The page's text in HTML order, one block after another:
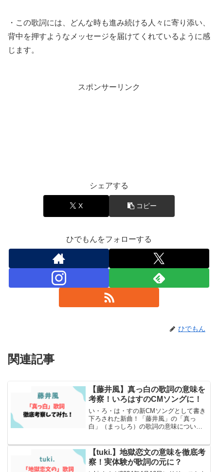
・この歌詞には、どんな時も進み続ける人々に寄り添い、
背中を押すようなメッセージを届けてくれているように感
じます。
スポンサーリンク
シェアする
X コピー
ひでもんをフォローする
ひでもん
関連記事
【藤井風】真っ白の歌詞の意味を
考察！いろはすのCMソングに！
い・ろ・は・すの新CMソングとして書き
下ろされた新曲！「藤井風」の「真っ
白」（まっしろ）の歌詞の意味について
【tuki.】地獄恋文の意味を徹底考
察！実体験が歌詞の元に？